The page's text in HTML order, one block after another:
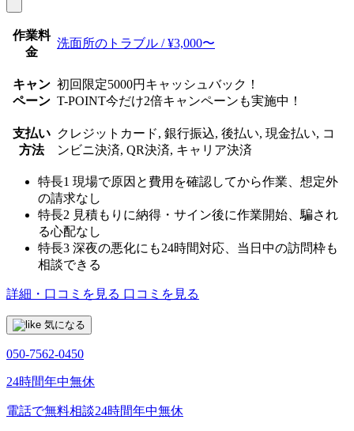
作業料
金
洗面所のトラブル / ¥3,000〜
キャン
ペーン
初回限定5000円キャッシュバック！
T-POINT今だけ2倍キャンペーンも実施中！
支払い
方法
クレジットカード, 銀行振込, 後払い, 現金払い, コ
ンビニ決済, QR決済, キャリア決済
特長1 現場で原因と費用を確認してから作業、想定外
の請求なし
特長2 見積もりに納得・サイン後に作業開始、騙され
る心配なし
特長3 深夜の悪化にも24時間対応、当日中の訪問枠も
相談できる
詳細・口コミを見る 口コミを見る
気になる
050-7562-0450
24時間年中無休
電話で無料相談24時間年中無休